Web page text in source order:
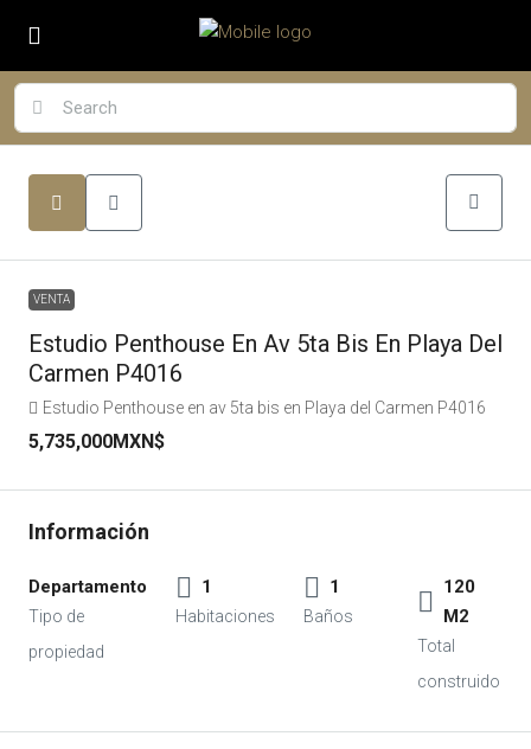
VENTA
Estudio Penthouse En Av 5ta Bis En Playa Del
Carmen P4016
Estudio Penthouse en av 5ta bis en Playa del Carmen P4016
5,735,000MXN$
Departamento 1 1
120
M2